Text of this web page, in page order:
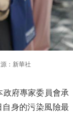
：新華社
政府專家委員會承
身的污染風險最